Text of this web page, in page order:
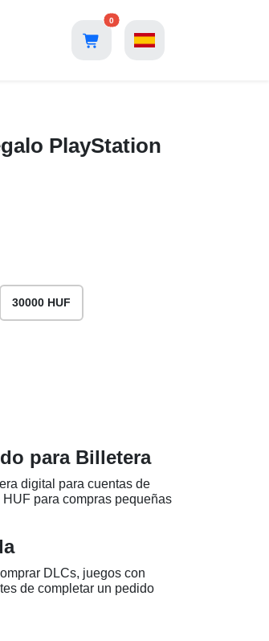
0
PlayStation
30000 HUF
para Billetera
digital para cuentas de
para compras pequeñas
DLCs, juegos con
de completar un pedido